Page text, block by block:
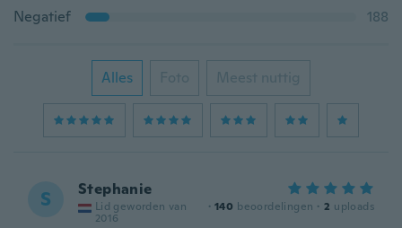
Negatief
188
Alles Foto Meest nuttig
S Stephanie
Lid geworden van
2016
· 140 beoordelingen · 2 uploads